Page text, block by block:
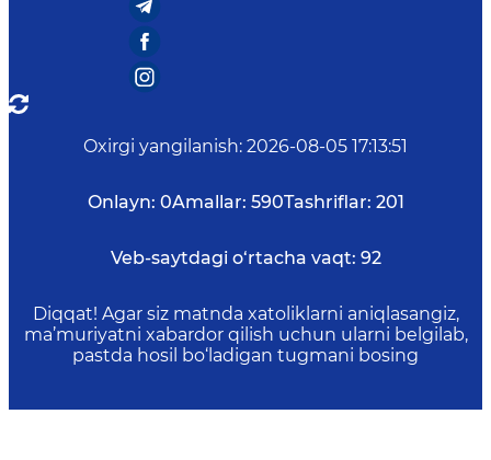
Oxirgi yangilanish: 2026-08-05 17:13:51
Onlayn: 0Amallar: 590Tashriflar: 201
Veb-saytdagi o‘rtacha vaqt: 92
Diqqat! Agar siz matnda xatoliklarni aniqlasangiz,
ma’muriyatni xabardor qilish uchun ularni belgilab,
pastda hosil bo‘ladigan tugmani bosing